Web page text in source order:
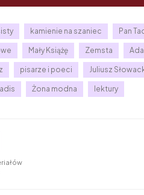
kamienie na szaniec Pan
Mały Książę Zemsta
pisarze i poeci Juliusz
Żona modna lektury